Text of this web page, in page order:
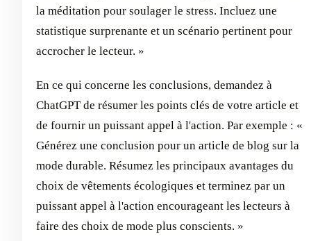
la méditation pour soulager le stress. Incluez une
statistique surprenante et un scénario pertinent pour
accrocher le lecteur. »
En ce qui concerne les conclusions, demandez à
ChatGPT de résumer les points clés de votre article et
de fournir un puissant appel à l'action. Par exemple : «
Générez une conclusion pour un article de blog sur la
mode durable. Résumez les principaux avantages du
choix de vêtements écologiques et terminez par un
puissant appel à l'action encourageant les lecteurs à
faire des choix de mode plus conscients. »